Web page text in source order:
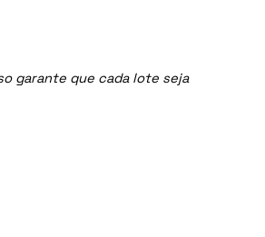
garante que cada lote seja